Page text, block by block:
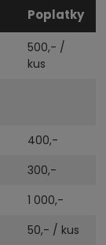
Poplatky
500,- /
kus
400,-
300,-
1 000,-
50,- / kus